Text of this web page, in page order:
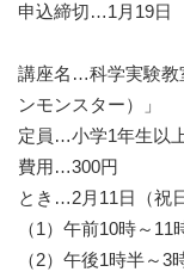
申込締切…1月19日
講座名…科学実験教
ンモンスター）」
定員…小学1年生以
費用…300円
とき…2月11日（祝日
（1）午前10時～11
（2）午後1時半～3